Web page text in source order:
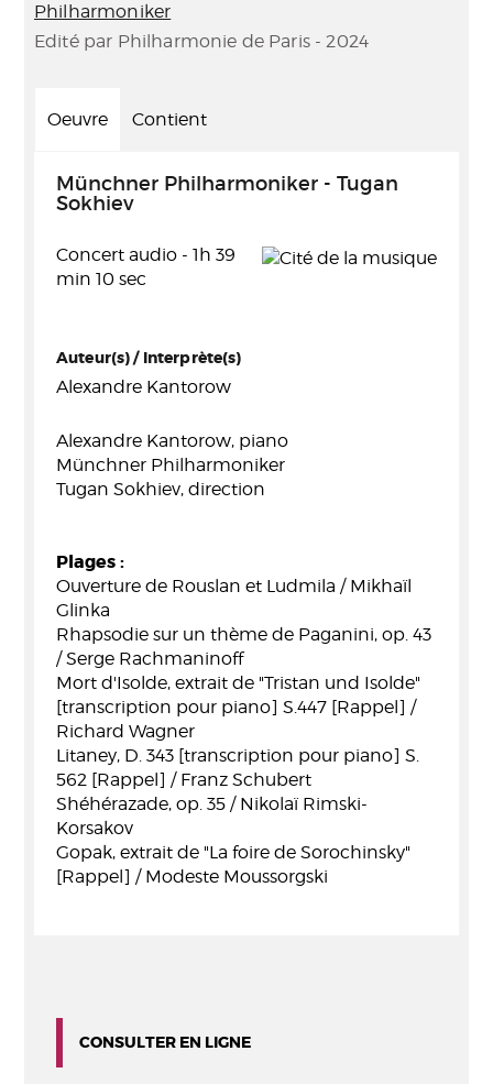
Philharmoniker
Edité par Philharmonie de Paris - 2024
Oeuvre Contient
Münchner Philharmoniker - Tugan
Sokhiev
Concert audio - 1h 39
min 10 sec
Auteur(s) / Interprète(s)
Alexandre Kantorow
Alexandre Kantorow, piano
Münchner Philharmoniker
Tugan Sokhiev, direction
Plages :
Ouverture de Rouslan et Ludmila / Mikhaïl
Glinka
Rhapsodie sur un thème de Paganini, op. 43
/ Serge Rachmaninoff
Mort d'Isolde, extrait de "Tristan und Isolde"
[transcription pour piano] S.447 [Rappel] /
Richard Wagner
Litaney, D. 343 [transcription pour piano] S.
562 [Rappel] / Franz Schubert
Shéhérazade, op. 35 / Nikolaï Rimski-
Korsakov
Gopak, extrait de "La foire de Sorochinsky"
[Rappel] / Modeste Moussorgski
CONSULTER EN LIGNE